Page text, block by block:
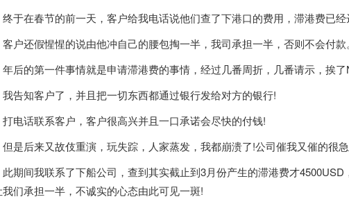
在春节的前一天，客户给我电话说他们查了下港口的费用，滞港费已经
还假惺惺的说由他冲自己的腰包掏一半，我司承担一半，否则不会付款。
的第一件事情就是申请滞港费的事情，经过几番周折，几番请示，挨了
知客户了，并且把一切东西都通过银行发给对方的银行!
话联系客户，客户很高兴并且一口承诺会尽快的付钱!
后来又故伎重演，玩失踪，人家蒸发，我都崩溃了!公司催我又催的很
间我联系了下船公司，查到其实截止到3月份产生的滞港费才4500USD
们承担一半，不诚实的心态由此可见一斑!